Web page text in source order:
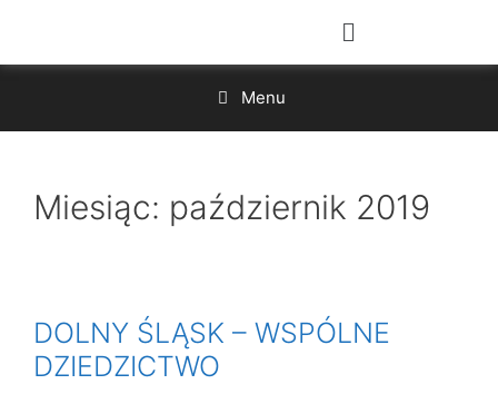
Menu
Miesiąc: październik 2019
DOLNY ŚLĄSK – WSPÓLNE
DZIEDZICTWO